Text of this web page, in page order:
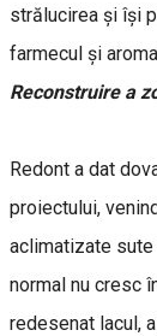
strălucirea și își
farmecul și
Reconstruire a
Redont a dat
proiectului,
aclimatizate
normal nu cresc
redesenat lacul,